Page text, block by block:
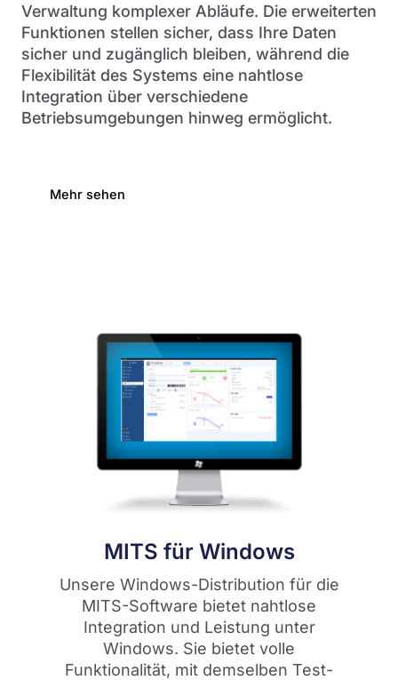
Verwaltung komplexer Abläufe. Die erweiterten
Funktionen stellen sicher, dass Ihre Daten
sicher und zugänglich bleiben, während die
Flexibilität des Systems eine nahtlose
Integration über verschiedene
Betriebsumgebungen hinweg ermöglicht.
Mehr sehen
MITS für Windows
Unsere Windows-Distribution für die
MITS-Software bietet nahtlose
Integration und Leistung unter
Windows. Sie bietet volle
Funktionalität, mit demselben Test-